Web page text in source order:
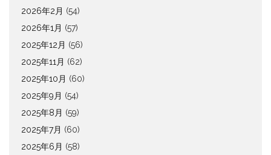
2026年2月 (54)
2026年1月 (57)
2025年12月 (56)
2025年11月 (62)
2025年10月 (60)
2025年9月 (54)
2025年8月 (59)
2025年7月 (60)
2025年6月 (58)